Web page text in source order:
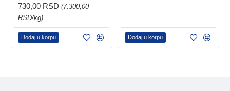
730,00 RSD (7.300,00
RSD/kg)
Dodaj u korpu Dodaj u korpu